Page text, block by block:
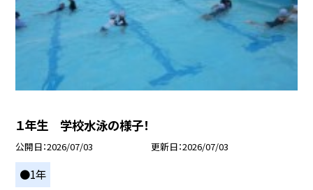
１年生 学校水泳の様子！
公開日 2026/07/03 更新日 2026/07/03
●1年